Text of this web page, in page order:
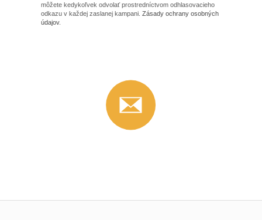
môžete kedykoľvek odvolať prostredníctvom odhlasovacieho
odkazu v každej zaslanej kampani. Zásady ochrany osobných
údajov.